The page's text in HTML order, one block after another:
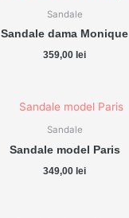
Sandale
Sandale dama Monique
359,00 lei
Sandale
Sandale model Paris
349,00 lei